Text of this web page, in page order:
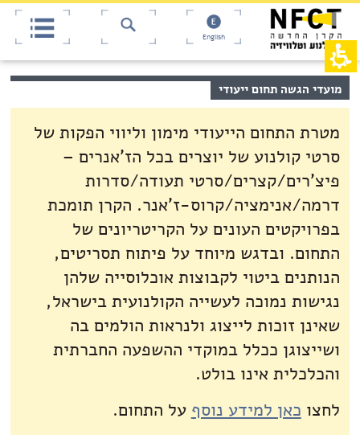
תחילתו
אינטרנט,
לחץ
אנטר
לעבור
מרכזי
ראש
באפשרותך
ללחוץ
אנטר
כדי
לדלג
לאזור
English
תוכן
מרכזי,
ללחוץ
כדי
לדלג
לאזור
הבא
מועדי הגשה תחום ייעודי
מטרת התחום הייעודי מימון וליווי הפקות של
סרטי קולנוע של יוצרים בכל הז'אנרים –
פיצ'רים/קצרים/סרטי תעודה/סדרות
דרמה/אנימציה/קרוס-ז'אנר. הקרן תומכת
בפרויקטים העונים על הקריטריונים של
התחום. ובדגש מיוחד על פיתוח תסריטים,
הנותנים ביטוי לקבוצות אוכלוסייה שלהן
נגישות נמוכה לעשייה הקולנועית בישראל,
שאינן זוכות לייצוג ולנראות הולמים בה
ושייצוגן ככלל במוקדי ההשפעה החברתית
והכלכלית אינו בולט.
לחצו כאן למידע נוסף על התחום.